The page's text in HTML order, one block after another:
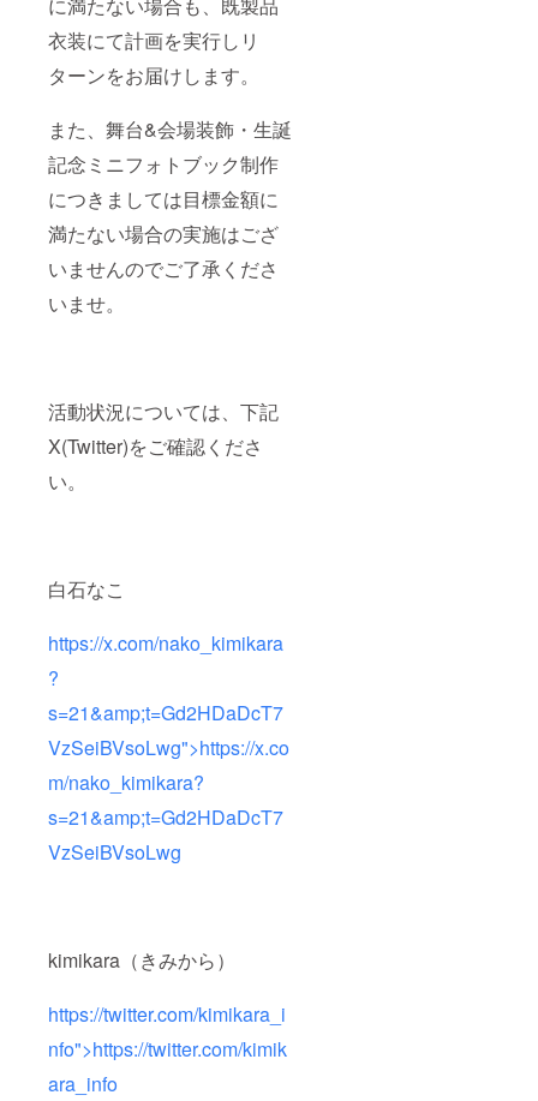
衣装にて計画を実行しリ
ターンをお届けします。
また、舞台&会場装飾・生誕
記念ミニフォトブック制作
につきましては目標金額に
満たない場合の実施はござ
いませんのでご了承くださ
いませ。
活動状況については、下記
X(Twitter)をご確認くださ
い。
白石なこ
https://x.com/nako_kimikara
?
s=21&amp;t=Gd2HDaDcT7
VzSeiBVsoLwg">https://x.co
m/nako_kimikara?
s=21&amp;t=Gd2HDaDcT7
VzSeiBVsoLwg
kimikara（きみから）
https://twitter.com/kimikara_i
nfo">https://twitter.com/kimik
ara_info